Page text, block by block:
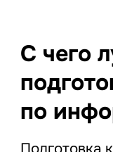
С чего
по
Подготовка